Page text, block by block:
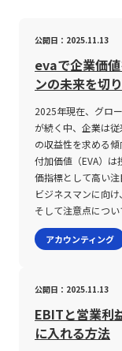
公開日：2025.11.13
evaで企業価
ンの未来を切
2025年現在、グロ
が続く中、企業は
の収益性を求める
付加価値（EVA）
価指標として高い
ビジネスマンに向け
そして注意点につ
します。 経済付加価値（EVA）とは 経済付加価値（EVA:
Economic Value
ROAなどの指標と異
コストを加味する
重視した実質的な収
税引後営業利益（
アカウンティング
公開日：2025.11.13
EBITと営業利
に入れる方法